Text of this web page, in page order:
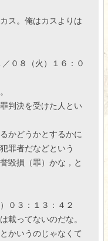
ス。俺はカスよりは
０８（火）１６：０
判決を受けた人とい
かどうかとするかに
罪者だなどという
毀損（罪）かな，と
０３：１３：４２
載ってないのだな。
かいうのじゃなくて